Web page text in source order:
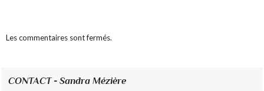
Les commentaires sont fermés.
CONTACT - Sandra Mézière